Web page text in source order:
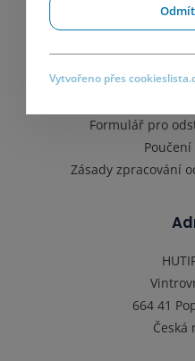
Formulář pro
Zásady zpracování
664 41
Česká
Vytvořeno přes